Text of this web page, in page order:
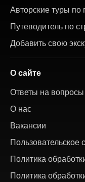
Авторские туры по
Путеводитель по
Добавить свою
О сайте
Ответы на вопросы
О нас
Вакансии
Пользовательское
Политика
Политика